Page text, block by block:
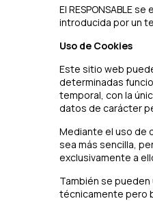
El RESPONSABLE
introducida por un
Uso de Cookies
Este sitio web
determinadas
temporal, con la
datos de carácter
Mediante el uso de
sea más sencilla,
exclusivamente a
También se
técnicamente pero